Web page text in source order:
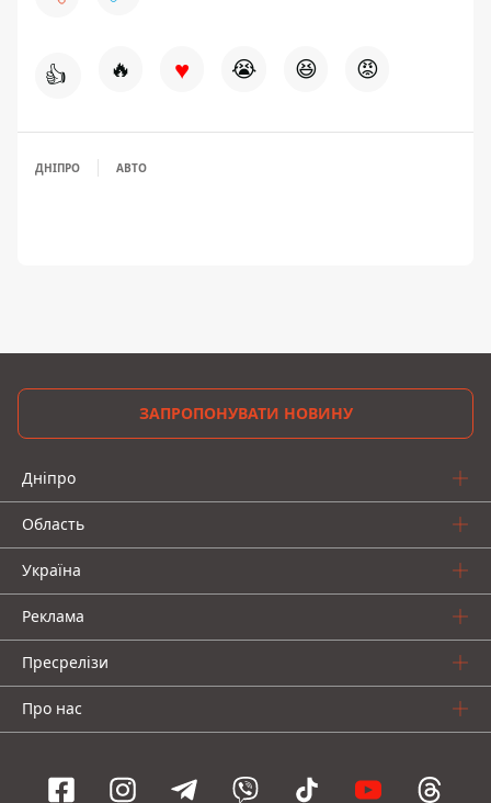
👍 🔥 ♥ 😭 😆 😡
ДНІПРО АВТО
ЗАПРОПОНУВАТИ НОВИНУ
Дніпро
Область
Україна
Реклама
Пресрелізи
Про нас